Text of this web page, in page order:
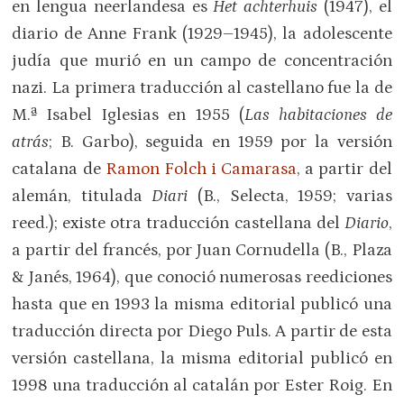
en lengua neerlandesa esHet achterhuis (1947), el
diario de Anne Frank (1929–1945), la adolescente
judía que murió en un campo de concentración
nazi. La primera traducción al castellano fue la de
M.ª Isabel Iglesias en 1955 (Las habitaciones de
atrás; B. Garbo), seguida en 1959 por la versión
catalana de Ramon Folch i Camarasa, a partir del
alemán, tituladaDiari (B., Selecta, 1959; varias
reed.); existe otra traducción castellana del Diario,
a partir del francés, por Juan Cornudella (B., Plaza
& Janés, 1964), que conoció numerosas reediciones
hasta que en 1993 la misma editorial publicó una
traducción directa por Diego Puls. A partir de esta
versión castellana, la misma editorial publicó en
1998 una traducción al catalán por Ester Roig. En